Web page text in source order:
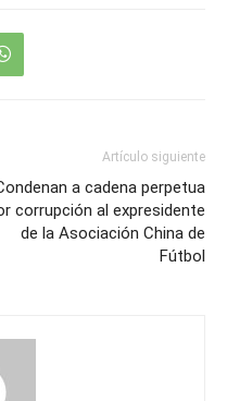
Artículo siguiente
a cadena perpetua
corrupción al expresidente
de la Asociación China de
Fútbol